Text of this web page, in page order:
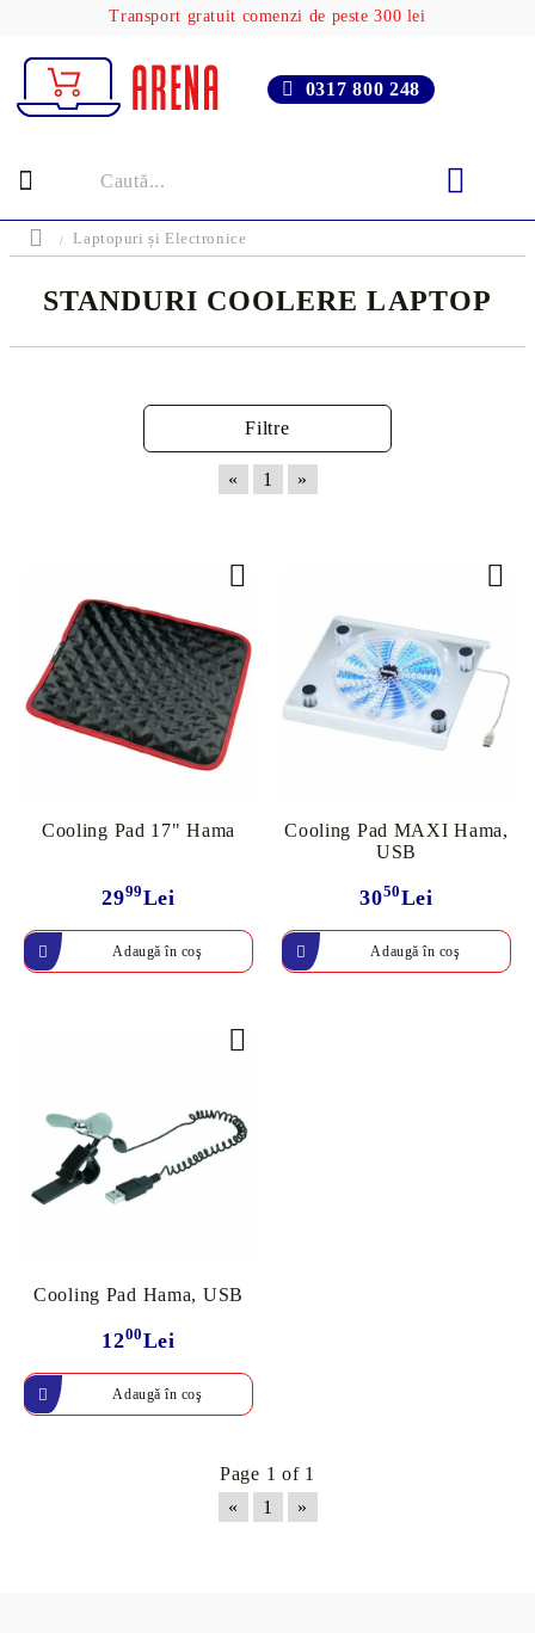
Transport gratuit comenzi de peste 300 lei
0317 800 248
Laptopuri și Electronice
STANDURI COOLERE LAPTOP
Filtre
« 1 »
Cooling Pad 17" Hama
2999Lei
Cooling Pad MAXI Hama,
USB
3050Lei
Cooling Pad Hama, USB
1200Lei
Page 1 of 1
«
1 »